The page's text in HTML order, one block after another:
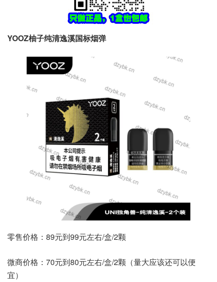
YOOZ柚子纯清逸溪国标烟弹
零售价格：89元到99元左右/盒/2颗
微商价格：70元到80元左右/盒/2颗（量大应该还可以便
宜）